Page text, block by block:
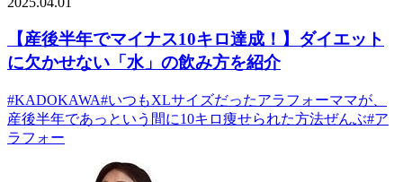
【産後半年でマイナス10キロ達成！】ダイエット
に欠かせない「水」の飲み方を紹介
#KADOKAWA#いつもXLサイズだったアラフォーママが、
産後半年であっという間に10キロ痩せられた方法ぜんぶ#ア
ラフォー